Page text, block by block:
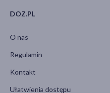
DOZ.PL
O nas
Regulamin
Kontakt
Ułatwienia dostępu